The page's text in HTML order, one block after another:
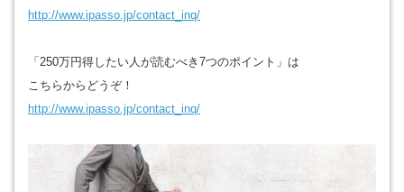
http://www.ipasso.jp/contact_inq/
「250万円得したい人が読むべき7つのポイント」は
こちらからどうぞ！
http://www.ipasso.jp/contact_inq/